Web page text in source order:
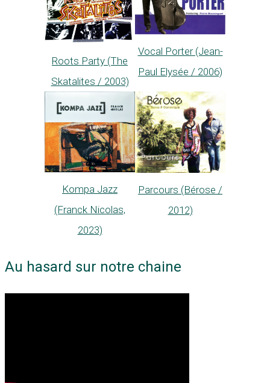
Roots Party (The
Skatalites / 2003)
Vocal Porter (Jean-
Paul Elysée / 2006)
Kompa Jazz
(Franck Nicolas,
2023)
Parcours (Bérose /
2012)
Au hasard sur notre chaine